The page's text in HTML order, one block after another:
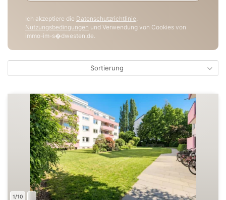
Ich akzeptiere die Datenschutzrichtlinie,
Nutzungsbedingungen und Verwendung von Cookies von
immo-im-s�dwesten.de.
Sortierung
1/10